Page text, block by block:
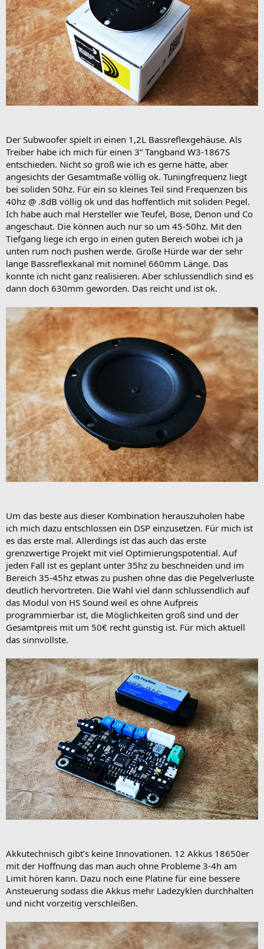
Der Subwoofer spielt in einen 1,2L Bassreflexgehäuse. Als
Treiber habe ich mich für einen 3“ Tangband W3-1867S
entschieden. Nicht so groß wie ich es gerne hätte, aber
angesichts der Gesamtmaße völlig ok. Tuningfrequenz liegt
bei soliden 50hz. Für ein so kleines Teil sind Frequenzen bis
40hz @ .8dB völlig ok und das hoffentlich mit soliden Pegel.
Ich habe auch mal Hersteller wie Teufel, Bose, Denon und Co
angeschaut. Die können auch nur so um 45-50hz. Mit den
Tiefgang liege ich ergo in einen guten Bereich wobei ich ja
unten rum noch pushen werde. Große Hürde war der sehr
lange Bassreflexkanal mit nominel 660mm Länge. Das
konnte ich nicht ganz realisieren. Aber schlussendlich sind es
dann doch 630mm geworden. Das reicht und ist ok.
Um das beste aus dieser Kombination herauszuholen habe
ich mich dazu entschlossen ein DSP einzusetzen. Für mich ist
es das erste mal. Allerdings ist das auch das erste
grenzwertige Projekt mit viel Optimierungspotential. Auf
jeden Fall ist es geplant unter 35hz zu beschneiden und im
Bereich 35-45hz etwas zu pushen ohne das die Pegelverluste
deutlich hervortreten. Die Wahl viel dann schlussendlich auf
das Modul von HS Sound weil es ohne Aufpreis
programmierbar ist, die Möglichkeiten groß sind und der
Gesamtpreis mit um 50€ recht günstig ist. Für mich aktuell
das sinnvollste.
Akkutechnisch gibt’s keine Innovationen. 12 Akkus 18650er
mit der Hoffnung das man auch ohne Probleme 3-4h am
Limit hören kann. Dazu noch eine Platine für eine bessere
Ansteuerung sodass die Akkus mehr Ladezyklen durchhalten
und nicht vorzeitig verschleißen.